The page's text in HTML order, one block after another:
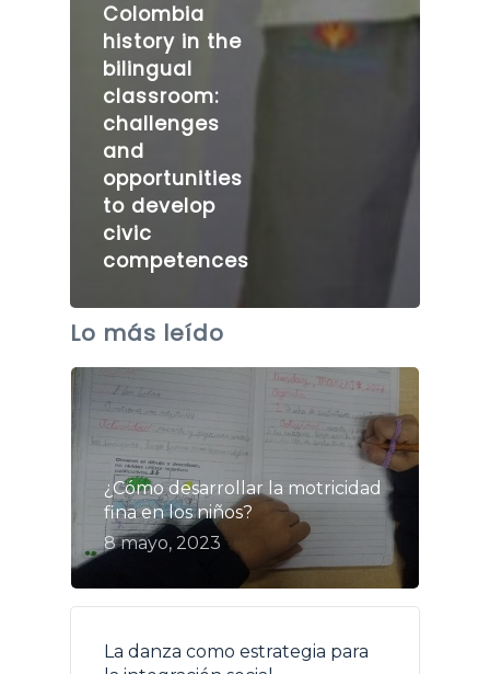
Colombia
history in the
bilingual
classroom:
challenges
and
opportunities
to develop
civic
competences
Lo más leído
¿Cómo desarrollar la motricidad
fina en los niños?
8 mayo, 2023
La danza como estrategia para